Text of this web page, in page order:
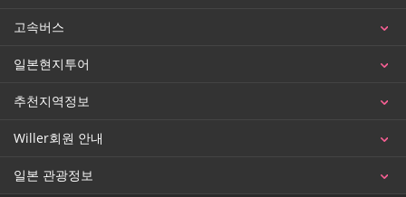
고속버스
일본현지투어
추천지역정보
Willer회원 안내
일본 관광정보